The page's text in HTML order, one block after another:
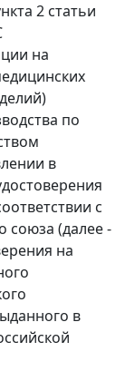
2 статьи
на
по
в
с
союза (далее -
на
в